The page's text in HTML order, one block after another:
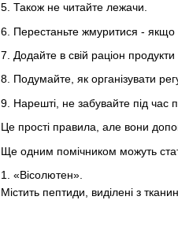
5. Також не читайте лежачи.
6. Перестаньте жмуритися - якщо
7. Додайте в свій раціон продукти
8. Подумайте, як організувати
9. Нарешті, не забувайте під час
Це прості правила, але вони
Ще одним помічником можуть
1. «Вісолютен».
Містить пептиди, виділені з